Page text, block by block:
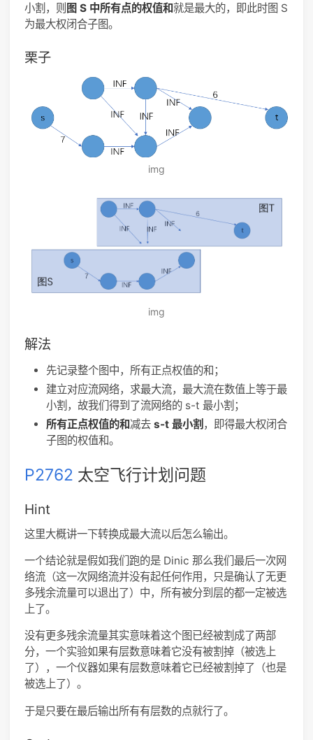
小割，则 图 S 中所有点的权值和就是最大的，即此时图 S
为最大权闭合子图。
栗子
img
img
解法
先记录整个图中，所有正点权值的和；
建立对应流网络，求最大流，最大流在数值上等于最
小割，故我们得到了流网络的 s-t 最小割；
所有正点权值的和减去 s-t 最小割 ，即得最大权闭合
子图的权值和。
P2762 太空飞行计划问题
Hint
这里大概讲一下转换成最大流以后怎么输出。
一个结论就是假如我们跑的是 Dinic 那么我们最后一次网
络流（这一次网络流并没有起任何作用，只是确认了无更
多残余流量可以退出了）中，所有被分到层的都一定被选
上了。
没有更多残余流量其实意味着这个图已经被割成了两部
分，一个实验如果有层数意味着它没有被割掉（被选上
了），一个仪器如果有层数意味着它已经被割掉了（也是
被选上了）。
于是只要在最后输出所有有层数的点就行了。